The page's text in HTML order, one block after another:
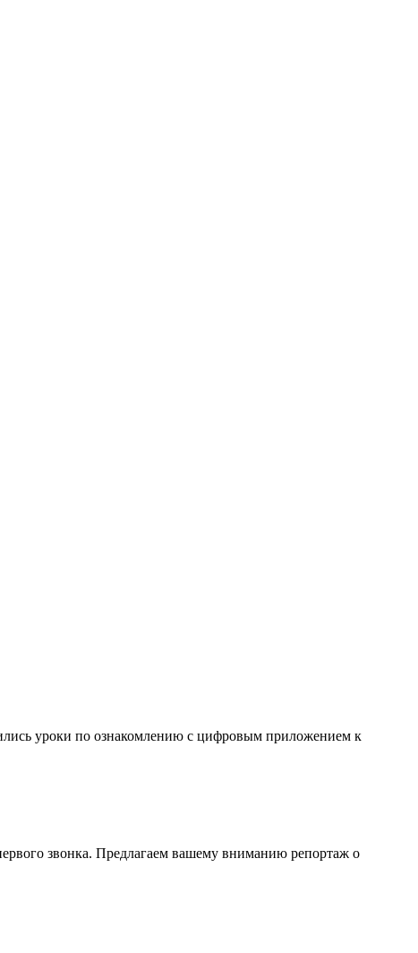
уроки по ознакомлению с цифровым приложением к
звонка. Предлагаем вашему вниманию репортаж о